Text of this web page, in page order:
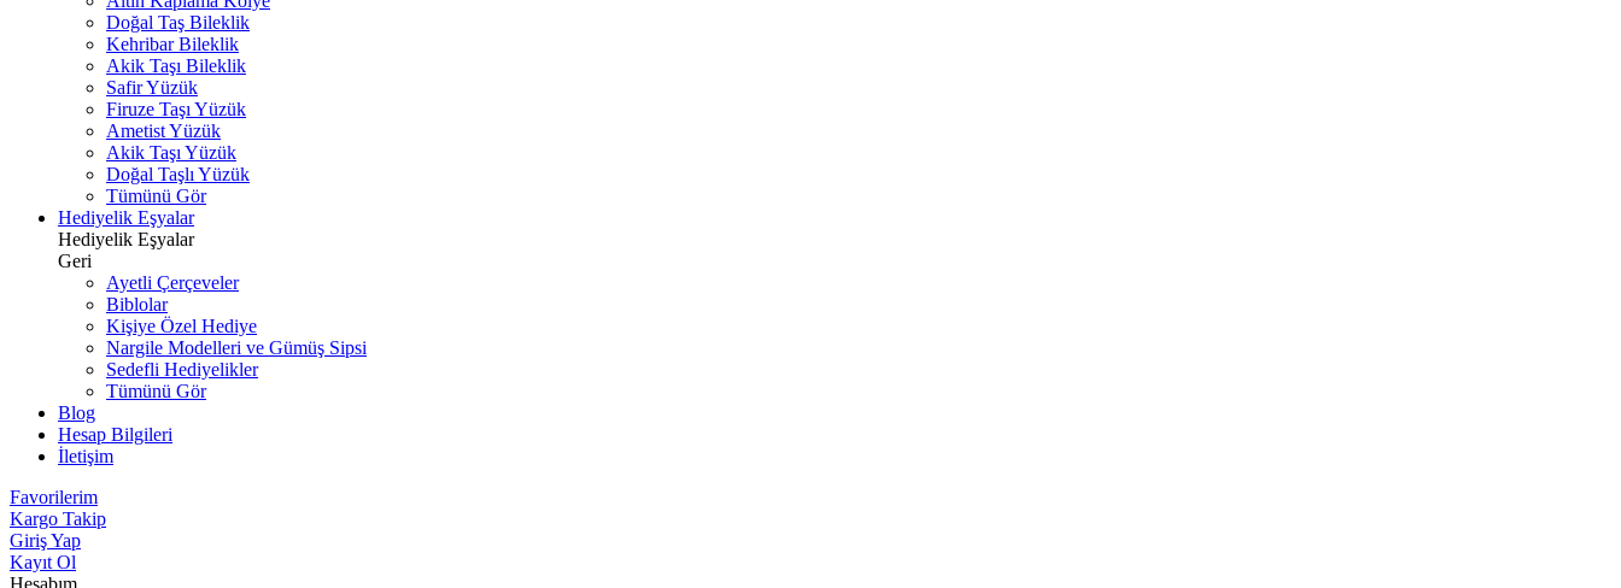
Doğal Taş Bileklik
Kehribar Bileklik
Akik Taşı Bileklik
Safir Yüzük
Firuze Taşı Yüzük
Ametist Yüzük
Akik Taşı Yüzük
Doğal Taşlı Yüzük
Tümünü Gör
Hediyelik Eşyalar
Hediyelik Eşyalar
Geri
Ayetli Çerçeveler
Biblolar
Kişiye Özel Hediye
Nargile Modelleri ve Gümüş Sipsi
Sedefli Hediyelikler
Tümünü Gör
Blog
Hesap Bilgileri
İletişim
Favorilerim
Kargo Takip
Giriş Yap
Kayıt Ol
Hesabım